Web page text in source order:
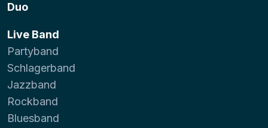
Duo
Live Band
Partyband
Schlagerband
Jazzband
Rockband
Bluesband